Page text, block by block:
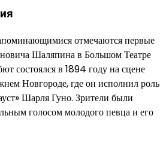
отмечаются первые
Шаляпина в Большом Театре
состоялся в 1894 году на сцене
Новгороде, где он исполнил роль
Шарля Гуно. Зрители были
голосом молодого певца и его